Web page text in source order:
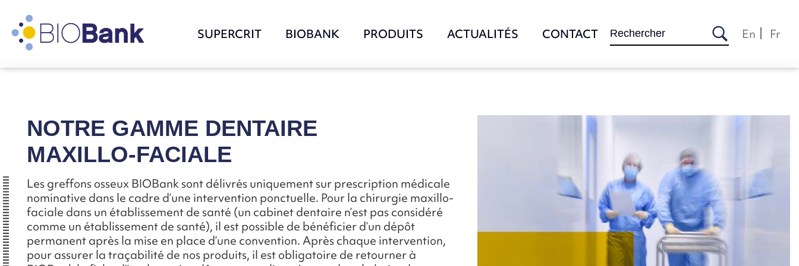
SUPERCRIT BIOBANK PRODUITS ACTUALITÉS CONTACT Rechercher : En Fr
NOTRE GAMME DENTAIRE
MAXILLO-FACIALE
Les greffons osseux BIOBank sont délivrés uniquement sur prescription médicale
nominative dans le cadre d’une intervention ponctuelle. Pour la chirurgie maxillo-
faciale dans un établissement de santé (un cabinet dentaire n’est pas considéré
comme un établissement de santé), il est possible de bénéficier d’un dépôt
permanent après la mise en place d’une convention. Après chaque intervention,
pour assurer la traçabilité de nos produits, il est obligatoire de retourner à